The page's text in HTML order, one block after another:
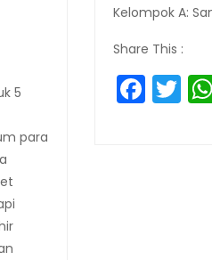
Kelompok A:
Share This :
5
para